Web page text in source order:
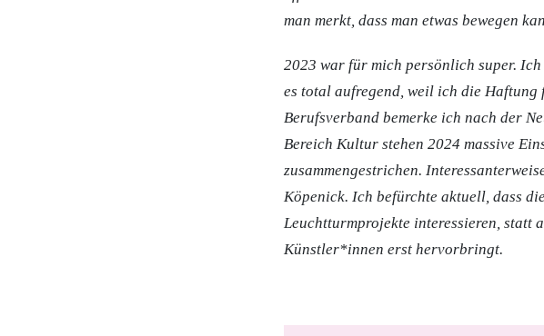
man merkt, dass man etwas bewegen
2023 war für mich persönlich super.
es total aufregend, weil ich die Haftung
Berufsverband bemerke ich nach der
Bereich Kultur stehen 2024 massive
zusammengestrichen.
Köpenick. Ich befürchte aktuell, dass
Leuchtturmprojekte interessieren, statt
Künstler*innen erst hervorbringt.